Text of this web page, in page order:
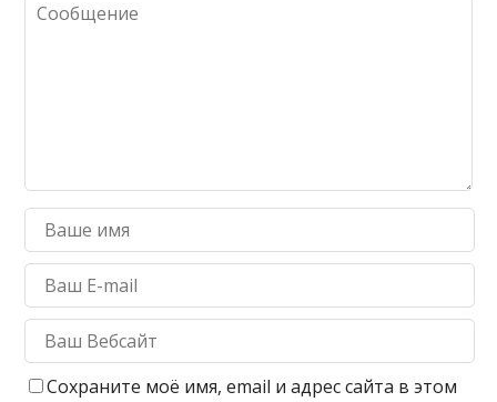
Сохраните моё имя, email и адрес сайта в этом